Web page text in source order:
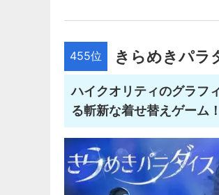
455位 きらめきパラ
ハイクオリティのグラフ
る斬新な着せ替えゲーム！